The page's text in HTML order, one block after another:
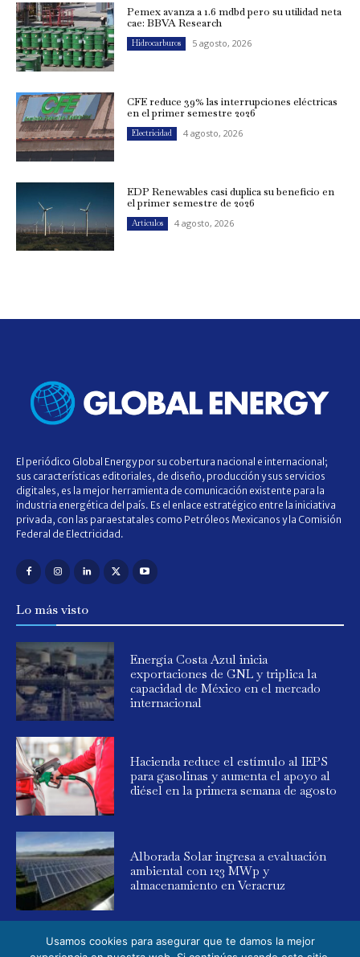
Pemex avanza a 1.6 mdbd pero su utilidad neta
cae: BBVA Research
Hidrocarburos 5 agosto, 2026
CFE reduce 39% las interrupciones eléctricas
en el primer semestre 2026
Electricidad 4 agosto, 2026
EDP Renewables casi duplica su beneficio en
el primer semestre de 2026
Artículos 4 agosto, 2026
El periódico Global Energy por su cobertura nacional e internacional;
sus características editoriales, de diseño, producción y sus servicios
digitales, es la mejor herramienta de comunicación existente para la
industria energética del país. Es el enlace estratégico entre la iniciativa
privada, con las paraestatales como Petróleos Mexicanos y la Comisión
Federal de Electricidad.
Lo más visto
Energía Costa Azul inicia
exportaciones de GNL y triplica la
capacidad de México en el mercado
internacional
Hacienda reduce el estímulo al IEPS
para gasolinas y aumenta el apoyo al
diésel en la primera semana de agosto
Alborada Solar ingresa a evaluación
ambiental con 123 MWp y
almacenamiento en Veracruz
Usamos cookies para asegurar que te damos la mejor